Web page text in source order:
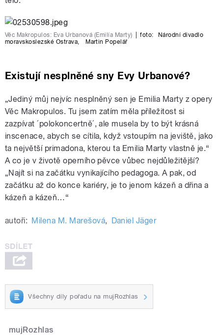
Věc Makropulos: Eva Urbanová (Emilía Marty) foto:
Národní divadlo
moravskoslezské Ostrava, Martin Popelář
Existují nesplněné sny Evy Urbanové?
„Jediný můj nejvíc nesplněný sen je Emilia Marty z opery
Věc Makropulos. Tu jsem zatím měla příležitost si
zazpívat ´polokoncertně´, ale musela by to být krásná
inscenace, abych se cítila, když vstoupím na jeviště, jako
ta největší primadona, kterou ta Emilia Marty vlastně je.“
A co je v životě operního pěvce vůbec nejdůležitější?
„Najít si na začátku vynikajícího pedagoga. A pak, od
začátku až do konce kariéry, je to jenom kázeň a dřina a
kázeň a kázeň…“
autoři: Milena M. Marešová, Daniel Jäger
Všechny díly pořadu na mujRozhlas
mujRozhlas